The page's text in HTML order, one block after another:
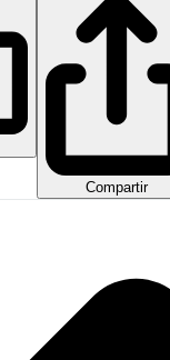
Compartir